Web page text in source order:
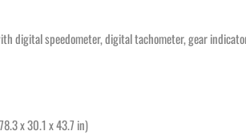
digital speedometer, digital tachometer, gear
x 30.1 x 43.7 in)